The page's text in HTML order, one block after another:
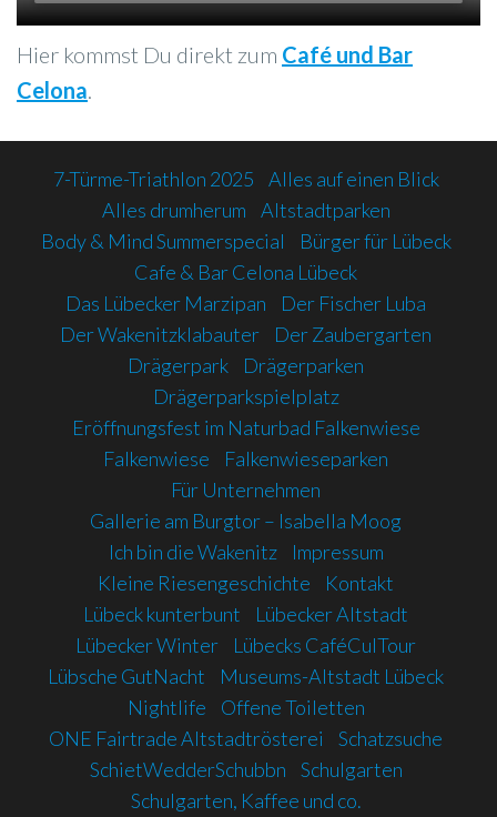
Hier kommst Du direkt zum Café und Bar
Celona.
7-Türme-Triathlon 2025
Alles auf einen Blick
Alles drumherum
Altstadtparken
Body & Mind Summerspecial
Bürger für Lübeck
Cafe & Bar Celona Lübeck
Das Lübecker Marzipan
Der Fischer Luba
Der Wakenitzklabauter
Der Zaubergarten
Drägerpark
Drägerparken
Drägerparkspielplatz
Eröffnungsfest im Naturbad Falkenwiese
Falkenwiese
Falkenwieseparken
Für Unternehmen
Gallerie am Burgtor – Isabella Moog
Ich bin die Wakenitz
Impressum
Kleine Riesengeschichte
Kontakt
Lübeck kunterbunt
Lübecker Altstadt
Lübecker Winter
Lübecks CaféCulTour
Lübsche GutNacht
Museums-Altstadt Lübeck
Nightlife
Offene Toiletten
ONE Fairtrade Altstadtrösterei
Schatzsuche
SchietWedderSchubbn
Schulgarten
Schulgarten, Kaffee und co.